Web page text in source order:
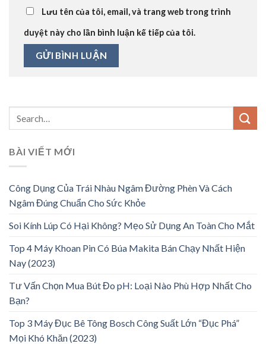
Lưu tên của tôi, email, và trang web trong trình
duyệt này cho lần bình luận kế tiếp của tôi.
BÀI VIẾT MỚI
Công Dụng Của Trái Nhàu Ngâm Đường Phèn Và Cách
Ngâm Đúng Chuẩn Cho Sức Khỏe
Soi Kính Lúp Có Hại Không? Mẹo Sử Dụng An Toàn Cho Mắt
Top 4 Máy Khoan Pin Có Búa Makita Bán Chạy Nhất Hiện
Nay (2023)
Tư Vấn Chọn Mua Bút Đo pH: Loại Nào Phù Hợp Nhất Cho
Bạn?
Top 3 Máy Đục Bê Tông Bosch Công Suất Lớn “Đục Phá”
Mọi Khó Khăn (2023)